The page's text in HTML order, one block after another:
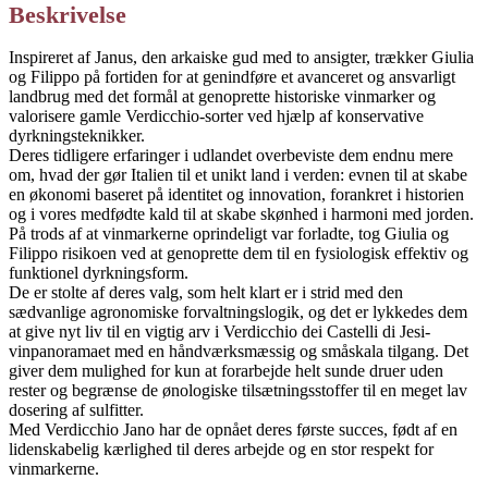
Beskrivelse
Inspireret af Janus, den arkaiske gud med to ansigter, trækker Giulia
og Filippo på fortiden for at genindføre et avanceret og ansvarligt
landbrug med det formål at genoprette historiske vinmarker og
valorisere gamle Verdicchio-sorter ved hjælp af konservative
dyrkningsteknikker.
Deres tidligere erfaringer i udlandet overbeviste dem endnu mere
om, hvad der gør Italien til et unikt land i verden: evnen til at skabe
en økonomi baseret på identitet og innovation, forankret i historien
og i vores medfødte kald til at skabe skønhed i harmoni med jorden.
På trods af at vinmarkerne oprindeligt var forladte, tog Giulia og
Filippo risikoen ved at genoprette dem til en fysiologisk effektiv og
funktionel dyrkningsform.
De er stolte af deres valg, som helt klart er i strid med den
sædvanlige agronomiske forvaltningslogik, og det er lykkedes dem
at give nyt liv til en vigtig arv i Verdicchio dei Castelli di Jesi-
vinpanoramaet med en håndværksmæssig og småskala tilgang. Det
giver dem mulighed for kun at forarbejde helt sunde druer uden
rester og begrænse de ønologiske tilsætningsstoffer til en meget lav
dosering af sulfitter.
Med Verdicchio Jano har de opnået deres første succes, født af en
lidenskabelig kærlighed til deres arbejde og en stor respekt for
vinmarkerne.